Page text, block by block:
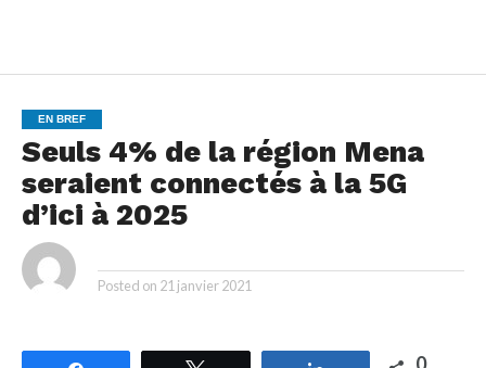
EN BREF
Seuls 4% de la région Mena
seraient connectés à la 5G
d’ici à 2025
Posted on 21 janvier 2021